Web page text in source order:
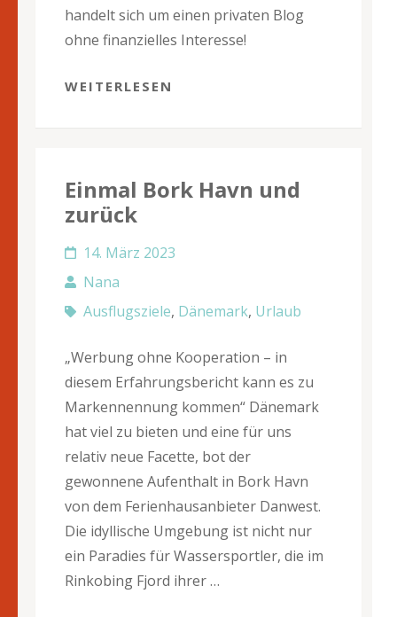
handelt sich um einen privaten Blog
ohne finanzielles Interesse!
WEITERLESEN
Einmal Bork Havn und
zurück
14. März 2023
Nana
Ausflugsziele, Dänemark, Urlaub
„Werbung ohne Kooperation – in
diesem Erfahrungsbericht kann es zu
Markennennung kommen“ Dänemark
hat viel zu bieten und eine für uns
relativ neue Facette, bot der
gewonnene Aufenthalt in Bork Havn
von dem Ferienhausanbieter Danwest.
Die idyllische Umgebung ist nicht nur
ein Paradies für Wassersportler, die im
Rinkobing Fjord ihrer …